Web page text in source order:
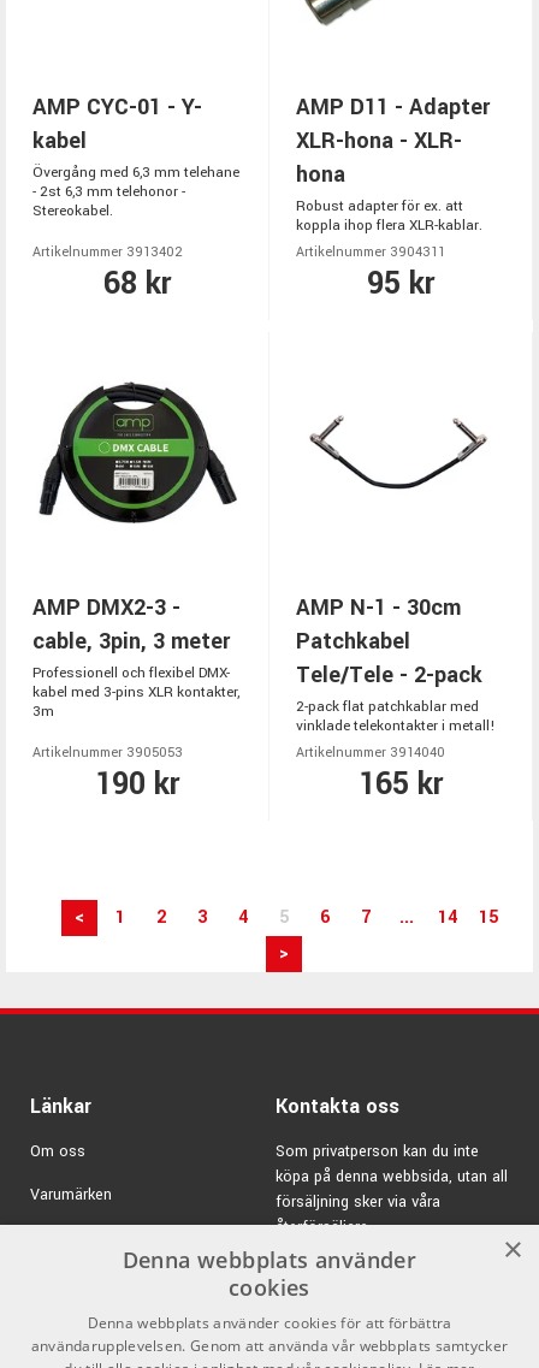
AMP CYC-01 - Y-
kabel
Övergång med 6,3 mm telehane
- 2st 6,3 mm telehonor -
Stereokabel.
Artikelnummer 3913402
68 kr
AMP D11 - Adapter
XLR-hona - XLR-
hona
Robust adapter för ex. att
koppla ihop flera XLR-kablar.
Artikelnummer 3904311
95 kr
AMP DMX2-3 -
cable, 3pin, 3 meter
Professionell och flexibel DMX-
kabel med 3-pins XLR kontakter,
3m
Artikelnummer 3905053
190 kr
AMP N-1 - 30cm
Patchkabel
Tele/Tele - 2-pack
2-pack flat patchkablar med
vinklade telekontakter i metall!
Artikelnummer 3914040
165 kr
< 1 2 3 4 5 6 7 ... 14
15
>
Länkar
Om oss
Varumärken
Försäljningsvillkor
Kontakta oss
Som privatperson kan du inte
köpa på denna webbsida, utan all
försäljning sker via våra
återförsäljare.
E-post:info@emnordic.se
×
Denna webbplats använder
cookies
Denna webbplats använder cookies för att förbättra
användarupplevelsen. Genom att använda vår webbplats samtycker